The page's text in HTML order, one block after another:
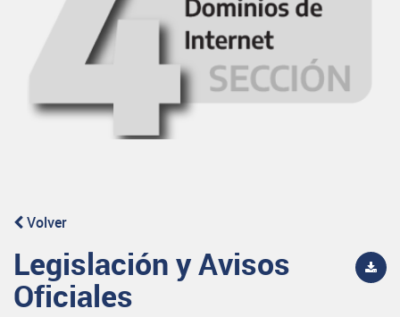
Volver
Legislación y Avisos
Oficiales